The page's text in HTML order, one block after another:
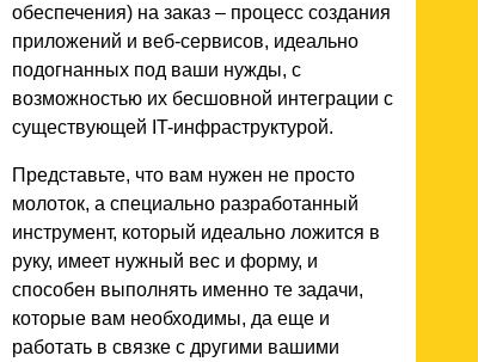
обеспечения) на заказ – процесс создания
приложений и веб-сервисов, идеально
подогнанных под ваши нужды, с
возможностью их бесшовной интеграции с
существующей IT-инфраструктурой.
Представьте, что вам нужен не просто
молоток, а специально разработанный
инструмент, который идеально ложится в
руку, имеет нужный вес и форму, и
способен выполнять именно те задачи,
которые вам необходимы, да еще и
работать в связке с другими вашими